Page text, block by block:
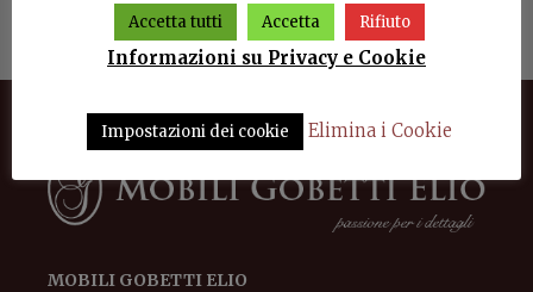
porte Aurora
Aurora
MOBILI GOBETTI ELIO
Accetta tutti Accetta Rifiuto
Informazioni su Privacy e Cookie
Impostazioni dei cookie Elimina i Cookie